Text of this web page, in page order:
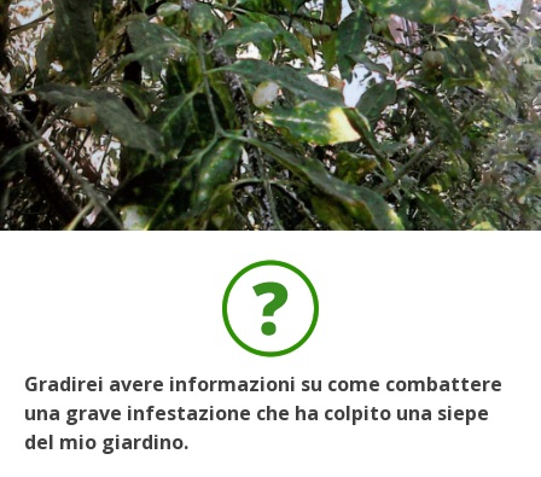
CUCINA
PRODOTTI
FARFALLE DELLA CAMPAGNA
STORIE DEI LETTORI
CONSERVARE LA FRUTTA
CONSERVE DELL’ORTO
Gradirei avere informazioni su come combattere
una grave infestazione che ha colpito una siepe
del mio giardino.